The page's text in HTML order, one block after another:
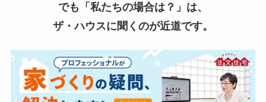
でも「私たちの場合は？」は、
ザ・ハウスに聞くのが近道です。